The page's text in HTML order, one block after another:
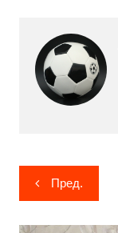
Навигация
по
записям
Пред.